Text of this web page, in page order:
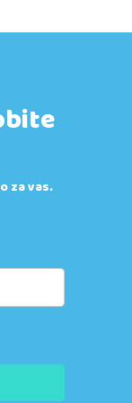
za vas.